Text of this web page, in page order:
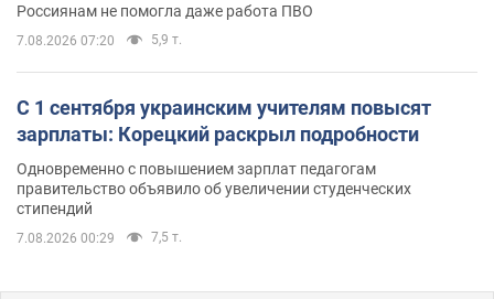
Россиянам не помогла даже работа ПВО
7.08.2026 07:20 5,9 т.
С 1 сентября украинским учителям повысят
зарплаты: Корецкий раскрыл подробности
Одновременно с повышением зарплат педагогам
правительство объявило об увеличении студенческих
стипендий
7.08.2026 00:29 7,5 т.